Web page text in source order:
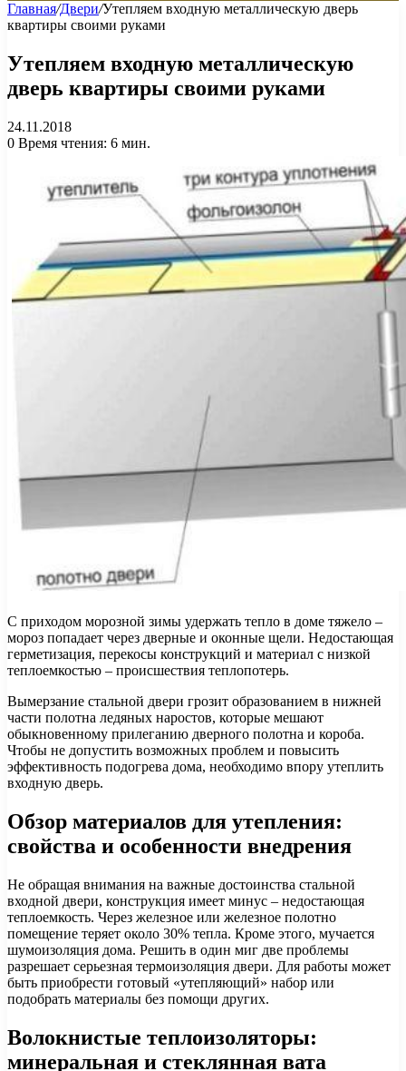
Главная/Двери/Утепляем входную металлическую дверь
квартиры своими руками
Утепляем входную металлическую
дверь квартиры своими руками
24.11.2018
0 Время чтения: 6 мин.
С приходом морозной зимы удержать тепло в доме тяжело –
мороз попадает через дверные и оконные щели. Недостающая
герметизация, перекосы конструкций и материал с низкой
теплоемкостью – происшествия теплопотерь.
Вымерзание стальной двери грозит образованием в нижней
части полотна ледяных наростов, которые мешают
обыкновенному прилеганию дверного полотна и короба.
Чтобы не допустить возможных проблем и повысить
эффективность подогрева дома, необходимо впору утеплить
входную дверь.
Обзор материалов для утепления:
свойства и особенности внедрения
Не обращая внимания на важные достоинства стальной
входной двери, конструкция имеет минус – недостающая
теплоемкость. Через железное или железное полотно
помещение теряет около 30% тепла. Кроме этого, мучается
шумоизоляция дома. Решить в один миг две проблемы
разрешает серьезная термоизоляция двери. Для работы может
быть приобрести готовый «утепляющий» набор или
подобрать материалы без помощи других.
Волокнистые теплоизоляторы:
минеральная и стеклянная вата